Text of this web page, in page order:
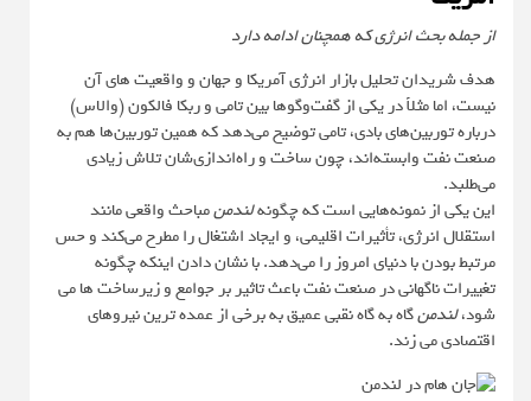
از جمله بحث انرژی که همچنان ادامه دارد
هدف شریدان تحلیل بازار انرژی آمریکا و جهان و واقعیت های آن
نیست، اما مثلاً در یکی از گفت‌وگوها بین تامی و ربکا فالکون (والاس)
درباره توربین‌های بادی، تامی توضیح می‌دهد که همین توربین‌ها هم به
صنعت نفت وابسته‌اند، چون ساخت و راه‌اندازی‌شان تلاش زیادی
می‌طلبد.
این یکی از نمونه‌هایی است که چگونهلندمنمباحث واقعی مانند
استقلال انرژی، تأثیرات اقلیمی، و ایجاد اشتغال را مطرح می‌کند و حس
مرتبط بودن با دنیای امروز را می‌دهد. با نشان دادن اینکه چگونه
تغییرات ناگهانی در صنعت نفت باعث تاثیر بر جوامع و زیرساخت ها می
شود،لندمنگاه به گاه نقبی عمیق به برخی از عمده ترین نیروهای
اقتصادی می زند.